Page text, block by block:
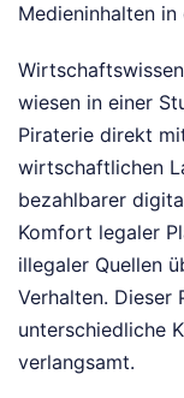
Medieninhalten in
wiesen in einer
Piraterie direkt
wirtschaftlichen
bezahlbarer
Komfort legaler
illegaler Quellen
Verhalten. Dieser
unterschiedliche
verlangsamt.